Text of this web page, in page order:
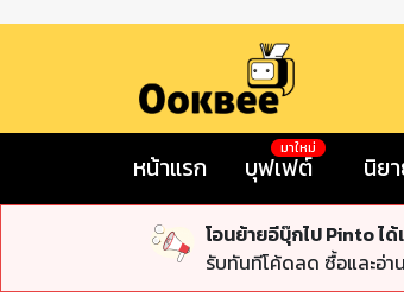
หน้าแรก บุฟเฟต์
มาใหม่
นิย
โอนย้ายอีบุ๊กไป Pinto ไ
รับทันทีโค้ดลด ซื้อและอ่า